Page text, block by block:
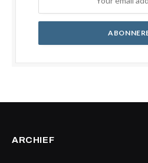
ARCHIEF